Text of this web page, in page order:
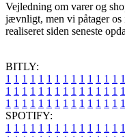
Vejledning om varer og
jævnligt, men vi påtager os
realiseret siden seneste
BITLY:
1 1 1 1 1 1 1 1 1 1 1 1 1 1 1
1 1 1 1 1 1 1 1 1 1 1 1 1 1 1
1 1 1 1 1 1 1 1 1 1 1 1 1 1 1
SPOTIFY:
1 1 1 1 1 1 1 1 1 1 1 1 1 1 1